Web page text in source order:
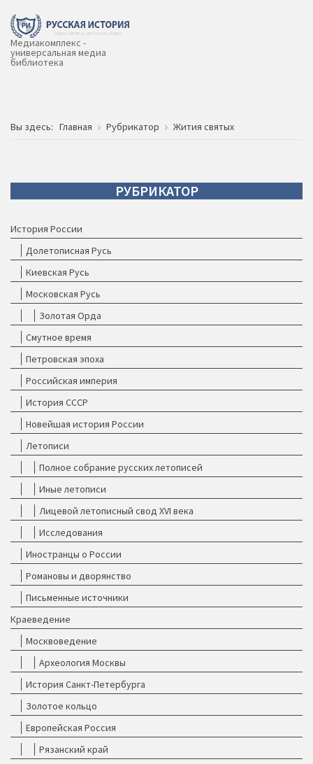
Медиакомплекс -
универсальная медиа
библиотека
Вы здесь: Главная Рубрикатор Жития святых
РУБРИКАТОР
История России
Долетописная Русь
Киевская Русь
Московская Русь
Золотая Орда
Смутное время
Петровская эпоха
Российская империя
История СССР
Новейшая история России
Летописи
Полное собрание русских летописей
Иные летописи
Лицевой летописный свод XVI века
Исследования
Иностранцы о России
Романовы и дворянство
Письменные источники
Краеведение
Москвоведение
Археология Москвы
История Санкт-Петербурга
Золотое кольцо
Европейская Россия
Рязанский край